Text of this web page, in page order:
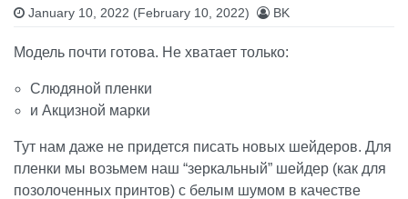
January 10, 2022 (February 10, 2022) BK
Модель почти готова. Не хватает только:
Слюдяной пленки
и Акцизной марки
Тут нам даже не придется писать новых шейдеров. Для
пленки мы возьмем наш “зеркальный” шейдер (как для
позолоченных принтов) с белым шумом в качестве